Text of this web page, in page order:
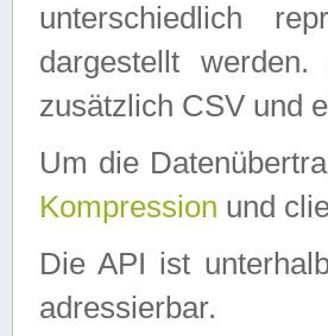
unterschiedlich
dargestellt
zusätzlich CSV und
Um die
Kompression und
Die API ist
adressierbar.